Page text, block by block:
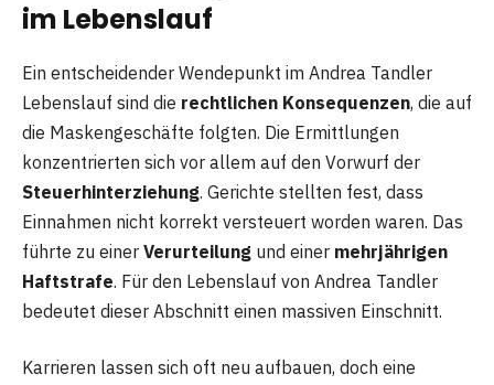
im Lebenslauf
Ein entscheidender Wendepunkt im Andrea Tandler
Lebenslauf sind die rechtlichen Konsequenzen, die auf
die Maskengeschäfte folgten. Die Ermittlungen
konzentrierten sich vor allem auf den Vorwurf der
Steuerhinterziehung. Gerichte stellten fest, dass
Einnahmen nicht korrekt versteuert worden waren. Das
führte zu einer Verurteilung und einer mehrjährigen
Haftstrafe. Für den Lebenslauf von Andrea Tandler
bedeutet dieser Abschnitt einen massiven Einschnitt.
Karrieren lassen sich oft neu aufbauen, doch eine